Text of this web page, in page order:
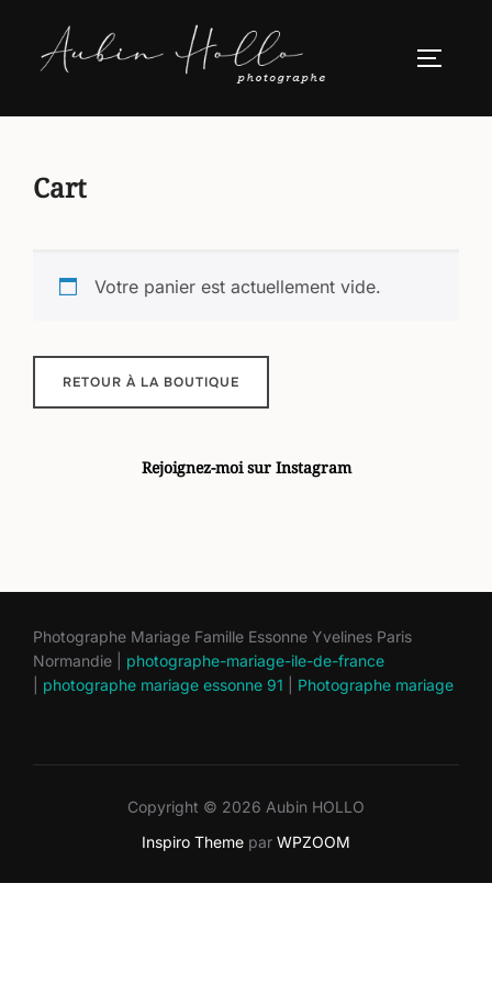
contenu
Cart
Votre panier est actuellement vide.
RETOUR À LA BOUTIQUE
Rejoignez-moi sur Instagram
Photographe Mariage Famille Essonne Yvelines Paris
Normandie | photographe-mariage-ile-de-france
photographe mariage essonne 91 Photographe mariage
Copyright © 2026 Aubin HOLLO
Inspiro Theme par WPZOOM